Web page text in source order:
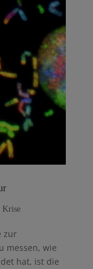
Krise
zur
messen, wie
hat, ist die